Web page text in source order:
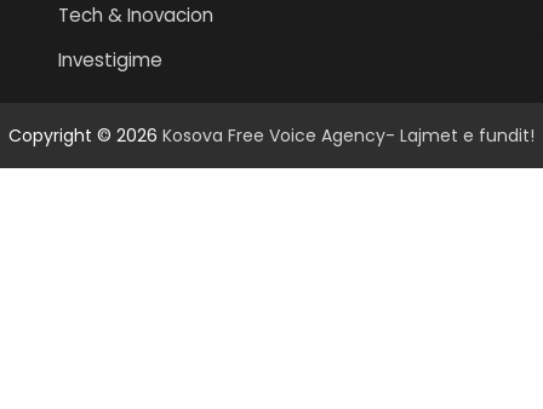
Tech & Inovacion
Investigime